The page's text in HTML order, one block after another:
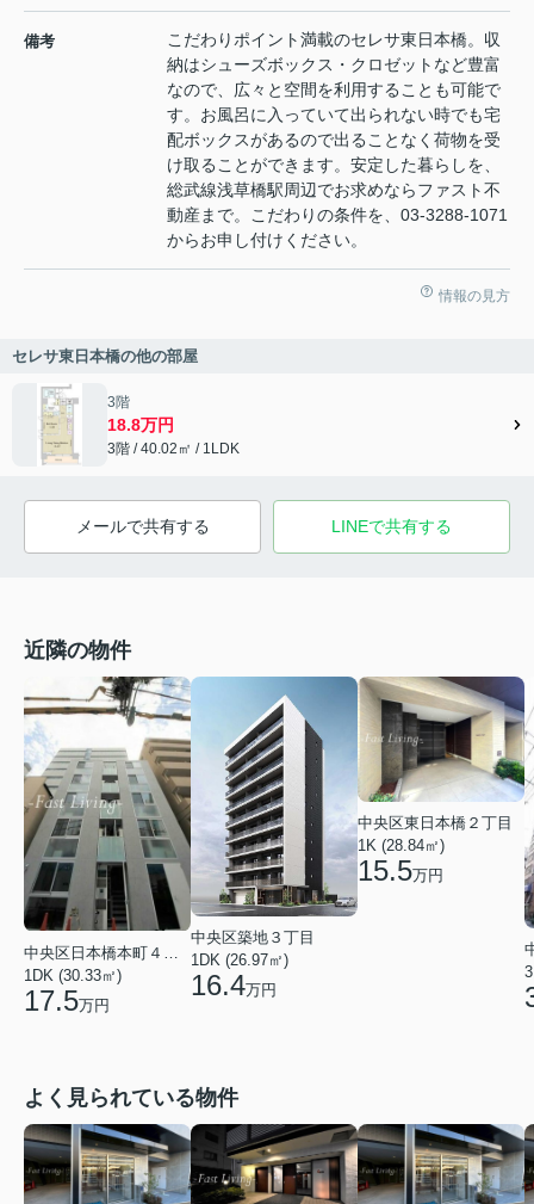
備考
こだわりポイント満載のセレサ東日本橋。収
納はシューズボックス・クロゼットなど豊富
なので、広々と空間を利用することも可能で
す。お風呂に入っていて出られない時でも宅
配ボックスがあるので出ることなく荷物を受
け取ることができます。安定した暮らしを、
総武線浅草橋駅周辺でお求めならファスト不
動産まで。こだわりの条件を、03-3288-1071
からお申し付けください。
情報の見方
セレサ東日本橋の他の部屋
3階
18.8万円
3階 / 40.02㎡ / 1LDK
メールで共有する LINEで共有する
近隣の物件
1DK (30.33㎡)
17.5万円
中央区築地３丁目
1DK (26.97㎡)
16.4万円
中央区東日本橋２丁目
1K (28.84㎡)
15.5万円
よく見られている物件